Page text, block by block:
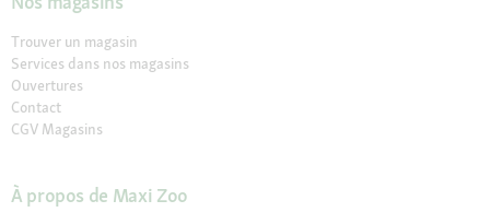
Trouver un magasin
Services dans nos magasins
Ouvertures
Contact
CGV Magasins
À propos de Maxi Zoo